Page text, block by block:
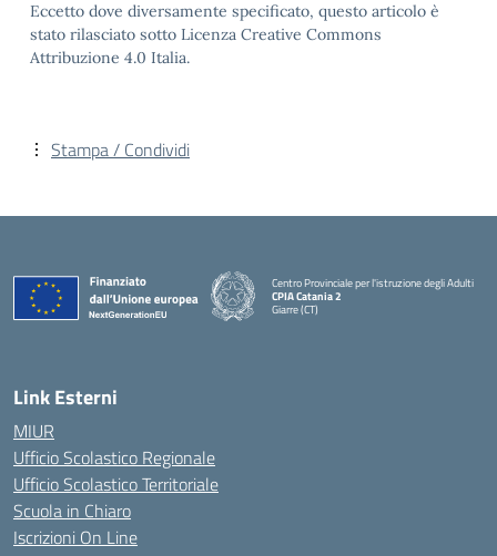
Eccetto dove diversamente specificato, questo articolo è
stato rilasciato sotto Licenza Creative Commons
Attribuzione 4.0 Italia.
Stampa / Condividi
Centro Provinciale per l'istruzione degli Adulti
CPIA Catania 2
Giarre (CT)
Link Esterni
MIUR
Ufficio Scolastico Regionale
Ufficio Scolastico Territoriale
Scuola in Chiaro
Iscrizioni On Line